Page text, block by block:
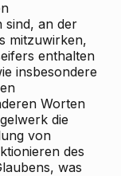
sind, an der
mitzuwirken,
enthalten
insbesondere
Worten
die
von
des
was